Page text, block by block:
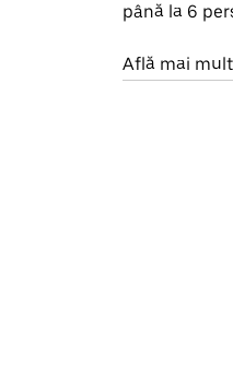
până la 6
Află mai